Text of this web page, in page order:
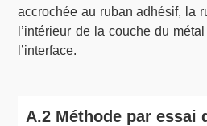
accrochée au ruban adhésif, la
l’intérieur de la couche du
l’interface.
A.2 Méthode par essai